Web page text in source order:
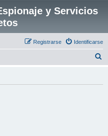
y Servicios
Identificarse
Registrarse